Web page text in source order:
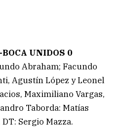
UNIDOS 0
Abraham; Facundo
Agustín López y Leonel
Maximiliano Vargas,
Taborda: Matías
Sergio Mazza.